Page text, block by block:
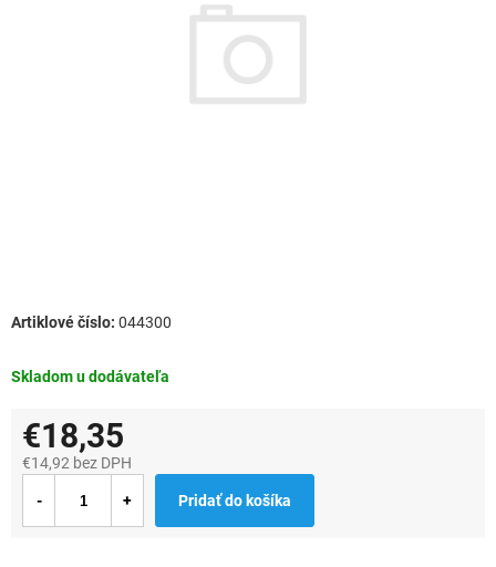
Skladom u dodávateľa
044300
€18,35
€14,92 bez DPH
cena:
Pridať do košíka